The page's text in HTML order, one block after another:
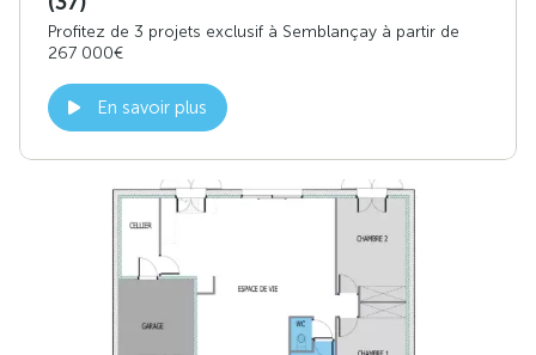
Profitez de 3 projets exclusif à Semblançay à partir de
267 000€
En savoir plus